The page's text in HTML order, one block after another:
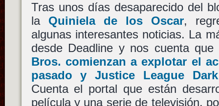
Tras unos días desaparecido del
la Quiniela de los Oscar,
algunas interesantes noticias. La
desde Deadline y nos cuenta que
Bros. comienzan a explotar el
pasado yJustice League Dark
Cuenta el portal que están
película y una serie de televisión,